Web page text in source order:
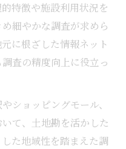
特徴や施設利用状況を
細やかな調査が求めら
に根ざした情報ネット
査の精度向上に役立っ
ショッピングモール、
て、土地勘を活かした
た地域性を踏まえた調